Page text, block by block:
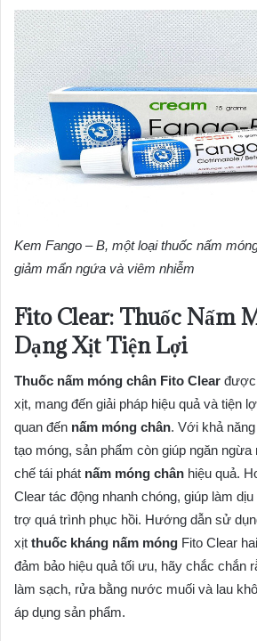
Kem Fango – B, một loại thuốc nấm
giảm mẩn ngứa và viêm nhiễm
Fito Clear: Thuốc Nấm
Dạng Xịt Tiện Lợi
Thuốc nấm móng chân Fito Clear được
xịt, mang đến giải pháp hiệu quả và tiện
quan đến nấm móng chân. Với khả
tạo móng, sản phẩm còn giúp ngăn ngừa
chế tái phát nấm móng chân hiệu quả.
Clear tác động nhanh chóng, giúp làm
trợ quá trình phục hồi. Hướng dẫn sử
xịt thuốc kháng nấm móng Fito Clear
đảm bảo hiệu quả tối ưu, hãy chắc chắn
làm sạch, rửa bằng nước muối và lau
áp dụng sản phẩm.